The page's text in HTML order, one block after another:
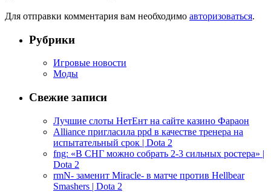
Для отправки комментария вам необходимо авторизоваться.
Рубрики
Игровые новости
Моды
Свежие записи
Лучшие слоты НетЕнт на сайте казино Фараон
Alliance пригласила ppd в качестве тренера на
испытательный срок | Dota 2
fng: «В СНГ можно собрать 2-3 сильных ростера» |
Dota 2
rmN- заменит Miracle- в матче против Hellbear
Smashers | Dota 2